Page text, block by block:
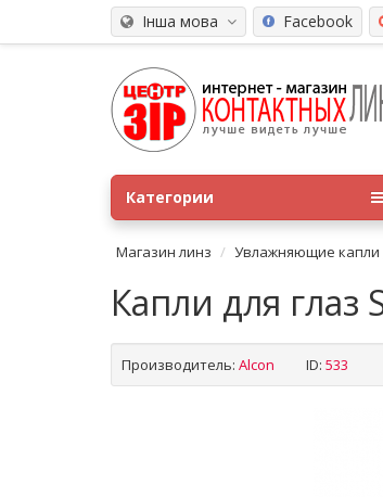
Інша мова Facebook
Категории
Магазин линз Увлажняющие капли
Капли для глаз
Производитель: Alсon ID: 533